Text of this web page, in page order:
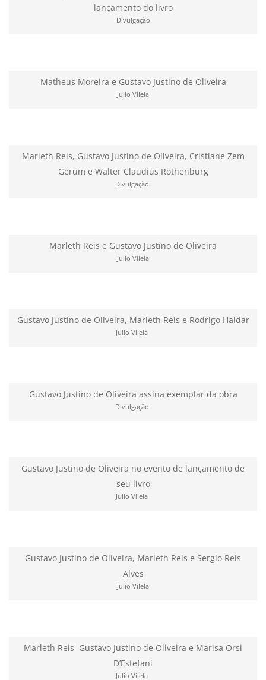
lançamento do livro
Divulgação
Matheus Moreira e Gustavo Justino de Oliveira
Julio Vilela
Marleth Reis, Gustavo Justino de Oliveira, Cristiane Zem
Gerum e Walter Claudius Rothenburg
Divulgação
Marleth Reis e Gustavo Justino de Oliveira
Julio Vilela
Gustavo Justino de Oliveira, Marleth Reis e Rodrigo Haidar
Julio Vilela
Gustavo Justino de Oliveira assina exemplar da obra
Divulgação
Gustavo Justino de Oliveira no evento de lançamento de
seu livro
Julio Vilela
Gustavo Justino de Oliveira, Marleth Reis e Sergio Reis
Alves
Julio Vilela
Marleth Reis, Gustavo Justino de Oliveira e Marisa Orsi
D’Estefani
Julio Vilela